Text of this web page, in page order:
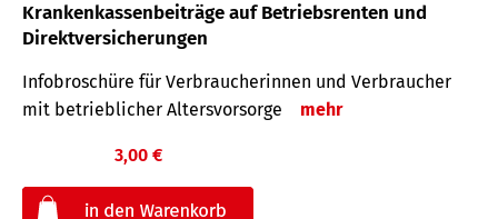
Krankenkassenbeiträge auf Betriebsrenten und
Direktversicherungen
Infobroschüre für Verbraucherinnen und Verbraucher
mit betrieblicher Altersvorsorge
mehr
3,00 €